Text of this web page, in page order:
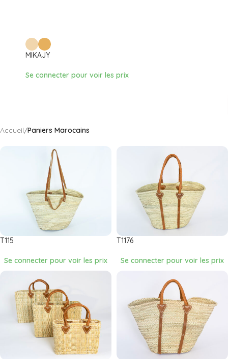
MIKAJY
Se connecter pour voir les prix
Accueil/Paniers Marocains
T115
Se connecter pour voir les prix
T1176
Se connecter pour voir les prix